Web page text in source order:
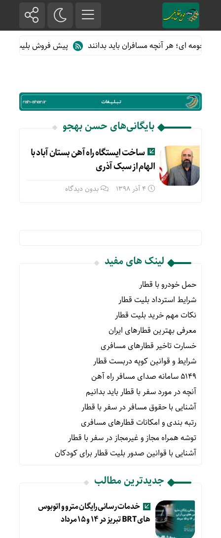
حومه ای؛ هر آنچه مسافران باید بدانند پیش فروش بلیت
بایگانی‌های حسن بهجو
ساخت ایستگاه راه آهن بستان آباد با
الهام از سبک آذری
4 آذر 1398 بدون دیدگاه
لینک های مفید
حمل خودرو با قطار
شرایط استرداد بلیت قطار
نکات مهم خرید بلیت قطار
معرفی بهترین قطارهای ایران
خسارت تاخیر قطارهای مسافری
شرایط و قوانین کوپه دربست قطار
۵۱۴۹ سامانه صدای مسافر راه آهن
آنچه در مورد سفر با قطار باید بدانیم
آشنایی با حقوق مسافر در سفر با قطار
رتبه بندی و امکانات قطارهای مسافری
توشه همراه مجاز و غیرمجاز در سفر با قطار
آشنایی با قوانین صدور بلیت قطار برای کودکان
جدیدترین مطالب
خدمات رسانی رایگان مترو و اتوبوس
های BRT تبریز در ۱۴ و ۱۵ مرداد